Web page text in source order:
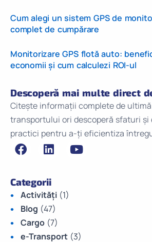
Cum alegi un sistem GPS de
complet de cumpărare
Monitorizare GPS flotă auto:
economii și cum calculezi ROI-ul
Descoperă mai multe direct
Citește informații complete de
transportului ori descoperă sfaturi și
practici pentru a-ți eficientiza
Categorii
Activități (1)
Blog (47)
Cargo (7)
e-Transport (3)